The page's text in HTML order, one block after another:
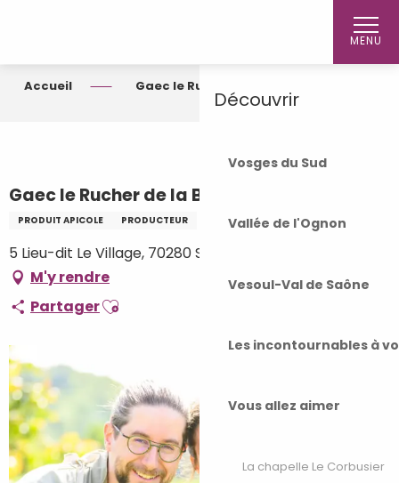
MENU
Découvrir
Vosges du Sud
Vallée de l'Ognon
Vesoul-Val de Saône
Les incontournables à
Vous allez aimer
La chapelle Le Corbusier
Accueil Gaec le Rucher de la Brèche
Gaec le Rucher de la Brèche
PRODUIT APICOLE PRODUCTEUR
5 Lieu-dit Le Village, 70280 Saint-Bresson
M'y rendre
PartagerAjouter aux favoris